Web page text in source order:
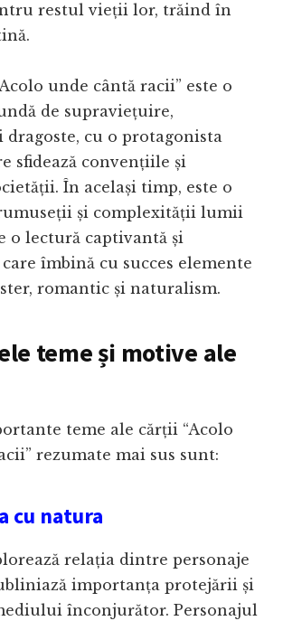
restul vieții lor, trăind în
unde cântă racii” este o
de supraviețuire,
dragoste, cu o protagonista
sfidează convențiile și
În același timp, este o
și complexității lumii
o lectură captivantă și
îmbină cu succes elemente
romantic și naturalism.
teme și motive ale
teme ale cărții “Acolo
rezumate mai sus sunt:
cu natura
relația dintre personaje
importanța protejării și
înconjurător. Personajul